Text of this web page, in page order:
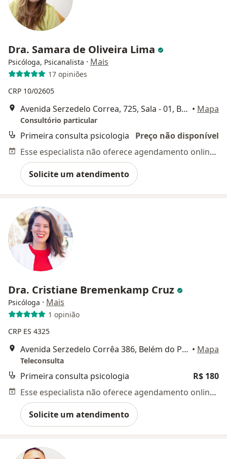
Dra. Samara de Oliveira Lima
Psicóloga, Psicanalista · Mais
17 opiniões
CRP 10/02605
Avenida Serzedelo Correa, 725, Sala - 01, Belém do Pará • Mapa
Consultório particular
Primeira consulta psicologia
Preço não disponível
Esse especialista não oferece agendamento online para esse endereço.
Solicite um atendimento
Dra. Cristiane Bremenkamp Cruz
Psicóloga · Mais
1 opinião
CRP ES 4325
Avenida Serzedelo Corrêa 386, Belém do Pará • Mapa
Teleconsulta
Primeira consulta psicologia
R$ 180
Esse especialista não oferece agendamento online para esse endereço.
Solicite um atendimento